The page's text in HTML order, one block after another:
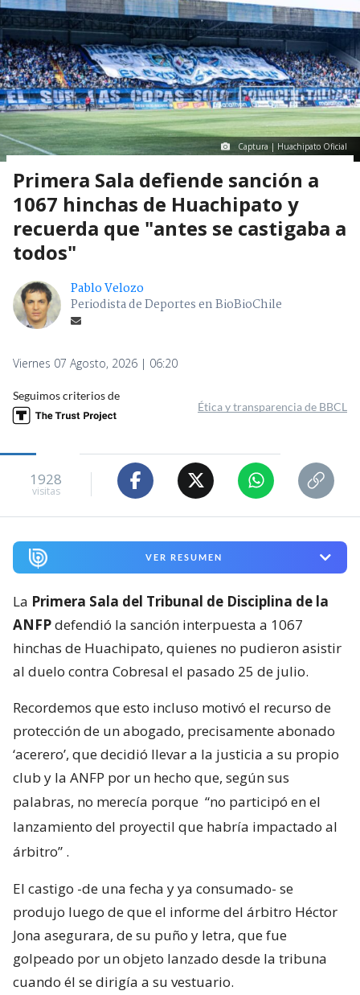
Captura | Huachipato Oficial
Primera Sala defiende sanción a
1067 hinchas de Huachipato y
recuerda que "antes se castigaba a
todos"
Pablo Velozo
Periodista de Deportes en BioBioChile
Viernes 07 Agosto, 2026 | 06:20
Seguimos criterios de
Ética y transparencia de BBCL
1928
visitas
VER RESUMEN
La Primera Sala del Tribunal de Disciplina de la
ANFPdefendió la sanción interpuesta a 1067
hinchas de Huachipato, quienes no pudieron asistir
al duelo contra Cobresal el pasado 25 de julio.
Recordemos que esto incluso motivó el recurso de
protección de un abogado, precisamente abonado
‘acerero’, que decidió llevar a la justicia a su propio
club y la ANFP por un hecho que, según sus
palabras, no merecía porque “no participó en el
lanzamiento del proyectil que habría impactado al
árbitro” .
El castigo -de una fecha y ya consumado- se
produjo luego de que el informe del árbitro Héctor
Jona asegurara, de su puño y letra, que fue
golpeado por un objeto lanzado desde la tribuna
cuando él se dirigía a su vestuario.